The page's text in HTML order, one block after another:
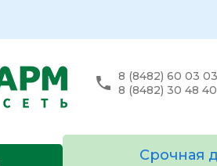
8 (8482) 60 03 03
8 (8482) 30 48 40
Срочная